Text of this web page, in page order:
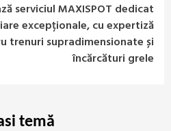
serviciul MAXISPOT dedicat
excepționale, cu expertiză
trenuri supradimensionate și
încărcături grele
temă